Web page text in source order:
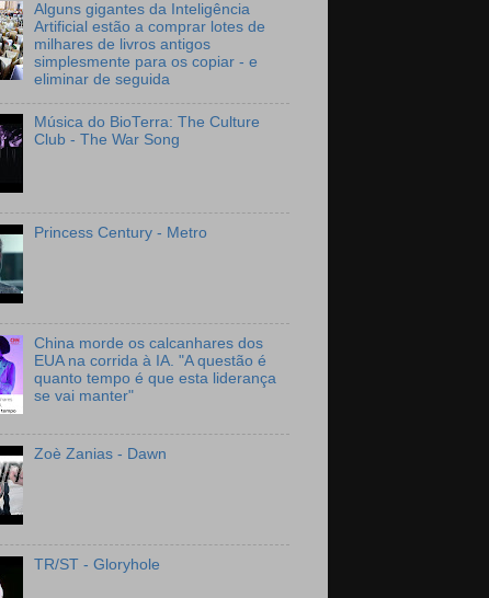
Alguns gigantes da Inteligência
Artificial estão a comprar lotes de
milhares de livros antigos
simplesmente para os copiar - e
eliminar de seguida
Música do BioTerra: The Culture
Club - The War Song
Princess Century - Metro
China morde os calcanhares dos
EUA na corrida à IA. "A questão é
quanto tempo é que esta liderança
se vai manter"
Zoè Zanias - Dawn
TR/ST - Gloryhole